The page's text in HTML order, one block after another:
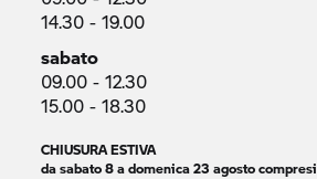
14.30 - 19.00
sabato
09.00 - 12.30
15.00 - 18.30
CHIUSURA ESTIVA
da sabato 8 a domenica 23 agosto compresi